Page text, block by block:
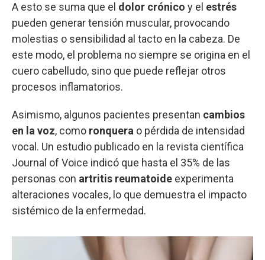
A esto se suma que el dolor crónico y el estrés
pueden generar tensión muscular, provocando
molestias o sensibilidad al tacto en la cabeza. De
este modo, el problema no siempre se origina en el
cuero cabelludo, sino que puede reflejar otros
procesos inflamatorios.
Asimismo, algunos pacientes presentan cambios
en la voz, como ronquera o pérdida de intensidad
vocal. Un estudio publicado en la revista científica
Journal of Voice indicó que hasta el 35% de las
personas con artritis reumatoide experimenta
alteraciones vocales, lo que demuestra el impacto
sistémico de la enfermedad.